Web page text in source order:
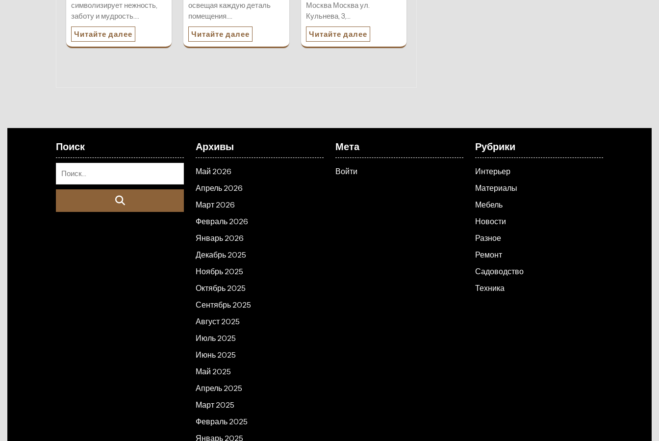
символизирует нежность,
заботу и мудрость.…
Читайте далее
освещая каждую деталь
помещения.…
Читайте далее
Москва Москва ул.
Кульнева, 3,…
Читайте далее
Поиск Архивы
Май 2026
Апрель 2026
Март 2026
Февраль 2026
Январь 2026
Декабрь 2025
Ноябрь 2025
Октябрь 2025
Сентябрь 2025
Август 2025
Июль 2025
Июнь 2025
Май 2025
Апрель 2025
Март 2025
Февраль 2025
Январь 2025
Мета
Войти
Рубрики
Интерьер
Материалы
Мебель
Новости
Разное
Ремонт
Садоводство
Техника